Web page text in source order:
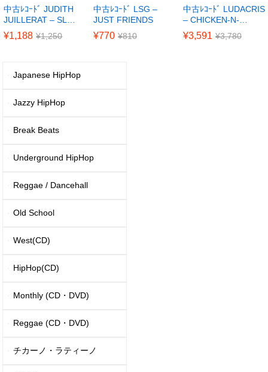
中古ﾚｺｰﾄﾞ JUDITH
JUILLERAT – SL…
¥1,188 ¥1,250
中古ﾚｺｰﾄﾞ LSG –
JUST FRIENDS
¥770 ¥810
中古ﾚｺｰﾄﾞ LUDACRIS
– CHICKEN-N-…
¥3,591 ¥3,780
Japanese HipHop
Jazzy HipHop
Break Beats
Underground HipHop
Reggae / Dancehall
Old School
West(CD)
HipHop(CD)
Monthly (CD・DVD)
Reggae (CD・DVD)
チカーノ・ラティーノ